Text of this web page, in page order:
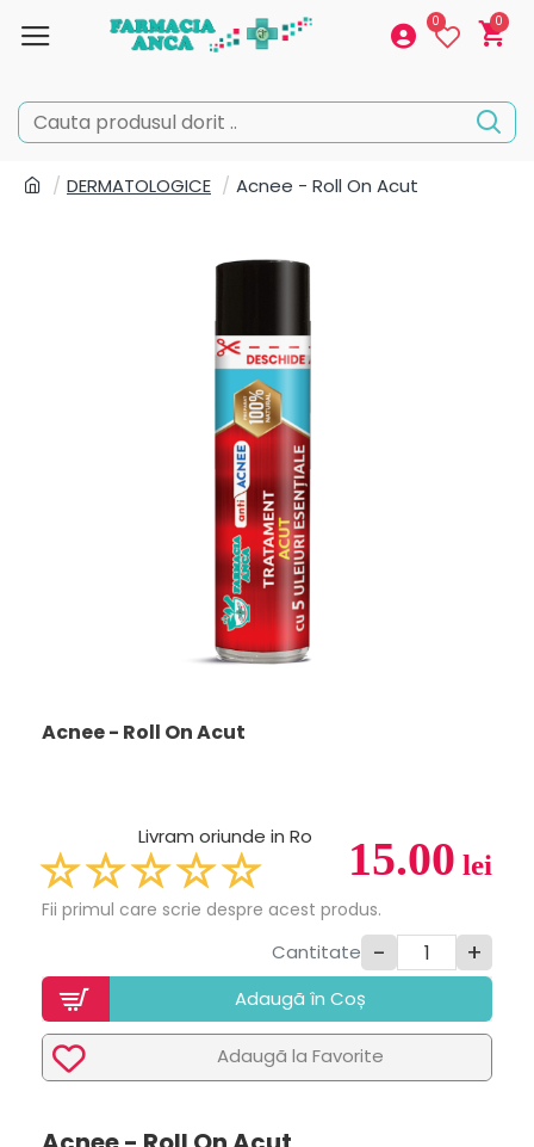
0 0
DERMATOLOGICE Acnee - Roll On Acut
Acnee - Roll On Acut
15.00 lei
Livram oriunde in Ro
Fii primul care scrie despre acest produs.
Cantitate - +
Adaugã în Coș
Adaugã la Favorite